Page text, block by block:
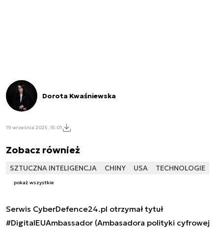
Dorota Kwaśniewska
19 września 2025, 15:01
Zobacz również
SZTUCZNA INTELIGENCJA CHINY USA TECHNOLOGIE
pokaż wszystkie
Serwis CyberDefence24.pl otrzymał tytuł
#DigitalEUAmbassador (Ambasadora polityki cyfrowej